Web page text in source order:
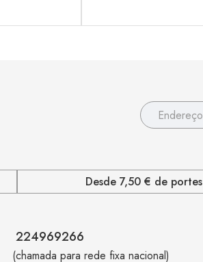
Desde 7,50 € de portes
224969266
(chamada para rede fixa nacional)